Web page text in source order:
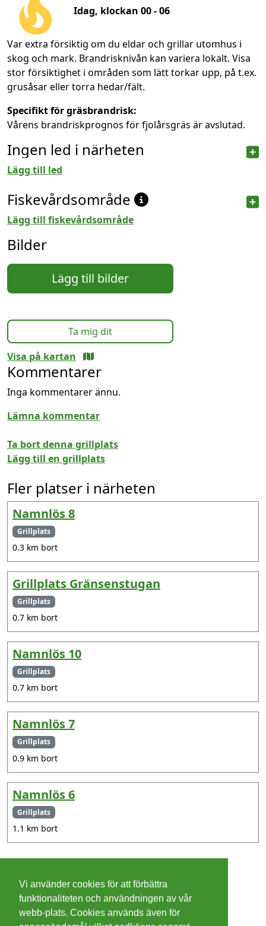
Idag, klockan 00 - 06
Var extra försiktig om du eldar och grillar utomhus i
skog och mark. Brandrisknivån kan variera lokalt. Visa
stor försiktighet i områden som lätt torkar upp, på t.ex.
grusåsar eller torra hedar/fält.
Specifikt för gräsbrandrisk:
Vårens brandriskprognos för fjolårsgräs är avslutad.
Ingen led i närheten
Lägg till led
Fiskevårdsområde
Lägg till fiskevårdsområde
Bilder
Lägg till bilder
Ta mig dit
Visa på kartan
Kommentarer
Inga kommentarer ännu.
Lämna kommentar
Ta bort denna grillplats
Lägg till en grillplats
Fler platser i närheten
Namnlös 8
Grillplats
0.3 km bort
Grillplats Gränsenstugan
Grillplats
0.7 km bort
Namnlös 10
Grillplats
0.7 km bort
Namnlös 7
Grillplats
0.9 km bort
Namnlös 6
Grillplats
1.1 km bort
Cookies
Integritetspolicy
Vi använder cookies för att förbättra
funktionaliteten och användningen av vår
webb-plats. Cookies används även för